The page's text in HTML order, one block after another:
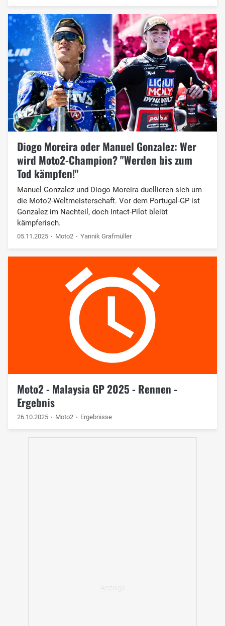
Diogo Moreira oder Manuel Gonzalez: Wer
wird Moto2-Champion? "Werden bis zum
Tod kämpfen!"
Manuel Gonzalez und Diogo Moreira duellieren sich um
die Moto2-Weltmeisterschaft. Vor dem Portugal-GP ist
Gonzalez im Nachteil, doch Intact-Pilot bleibt
kämpferisch.
05.11.2025 Moto2 Yannik Grafmüller
Moto2 - Malaysia GP 2025 - Rennen -
Ergebnis
26.10.2025 Moto2 Ergebnisse